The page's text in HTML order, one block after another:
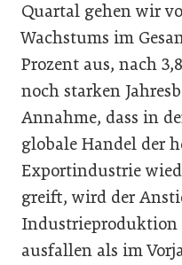
Quartal gehen wir
Wachstums im
Prozent aus, nach
noch starken
Annahme, dass in
globale Handel der
Exportindustrie
greift, wird der
Industrieproduktion
ausfallen als im